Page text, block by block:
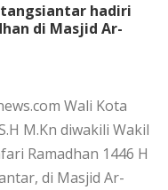
hadiri
di Masjid Ar-
Wali Kota
M.Kn diwakili Wakil
Ramadhan 1446 H
di Masjid Ar-